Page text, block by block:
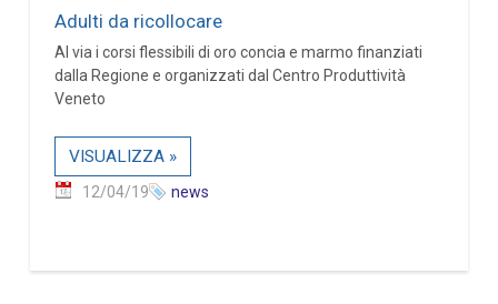
Adulti da ricollocare
Al via i corsi flessibili di oro concia e marmo finanziati
dalla Regione e organizzati dal Centro Produttività
Veneto
VISUALIZZA »
12/04/19 news